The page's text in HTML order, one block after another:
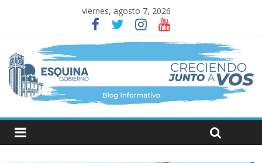
viernes, agosto 7, 2026